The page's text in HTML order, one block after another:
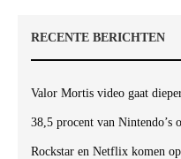
RECENTE BERICHTEN
Valor Mortis video gaat
38,5 procent van Nintendo’s
Rockstar en Netflix komen